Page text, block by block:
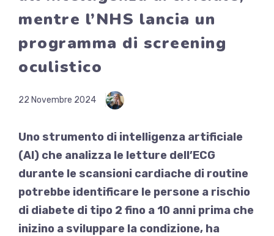
mentre l’NHS lancia un
programma di screening
oculistico
22 Novembre 2024
Uno strumento di intelligenza artificiale
(AI) che analizza le letture dell’ECG
durante le scansioni cardiache di routine
potrebbe identificare le persone a rischio
di diabete di tipo 2 fino a 10 anni prima che
inizino a sviluppare la condizione, ha